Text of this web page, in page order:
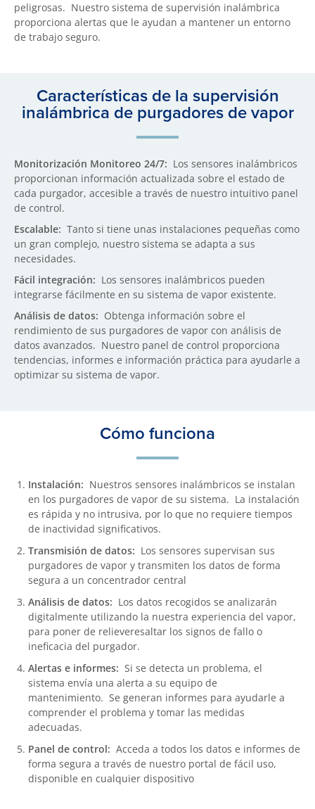
peligrosas. Nuestro sistema de supervisión inalámbrica
proporciona alertas que le ayudan a mantener un entorno
de trabajo seguro.
Características de la supervisión
inalámbrica de purgadores de vapor
Monitorización Monitoreo 24/7: Los sensores inalámbricos
proporcionan información actualizada sobre el estado de
cada purgador, accesible a través de nuestro intuitivo panel
de control.
Escalable: Tanto si tiene unas instalaciones pequeñas como
un gran complejo, nuestro sistema se adapta a sus
necesidades.
Fácil integración: Los sensores inalámbricos pueden
integrarse fácilmente en su sistema de vapor existente.
Análisis de datos: Obtenga información sobre el
rendimiento de sus purgadores de vapor con análisis de
datos avanzados. Nuestro panel de control proporciona
tendencias, informes e información práctica para ayudarle a
optimizar su sistema de vapor.
Cómo funciona
Instalación: Nuestros sensores inalámbricos se instalan
en los purgadores de vapor de su sistema. La instalación
es rápida y no intrusiva, por lo que no requiere tiempos
de inactividad significativos.
Transmisión de datos: Los sensores supervisan sus
purgadores de vapor y transmiten los datos de forma
segura a un concentrador central
Análisis de datos: Los datos recogidos se analizarán
digitalmente utilizando la nuestra experiencia del vapor,
para poner de relieveresaltar los signos de fallo o
ineficacia del purgador.
Alertas e informes: Si se detecta un problema, el
sistema envía una alerta a su equipo de
mantenimiento. Se generan informes para ayudarle a
comprender el problema y tomar las medidas
adecuadas.
Panel de control: Acceda a todos los datos e informes de
forma segura a través de nuestro portal de fácil uso,
disponible en cualquier dispositivo